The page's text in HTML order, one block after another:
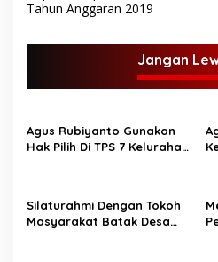
v
i
a
i
s
Tahun Anggaran 2019
Jangan
Agus Rubiyanto Gunakan
Hak Pilih Di TPS 7 Kelurahan
Silaturahmi Dengan Tokoh
Masyarakat Batak Desa